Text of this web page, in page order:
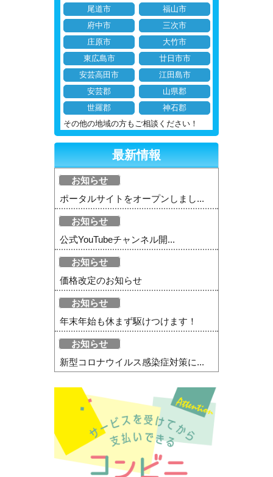
尾道市
福山市
府中市
三次市
庄原市
大竹市
東広島市
廿日市市
安芸高田市
江田島市
安芸郡
山県郡
世羅郡
神石郡
その他の地域の方もご相談ください！
最新情報
お知らせ
ポータルサイトをオープンしまし...
お知らせ
公式YouTubeチャンネル開...
お知らせ
価格改定のお知らせ
お知らせ
年末年始も休まず駆けつけます！
お知らせ
新型コロナウイルス感染症対策に...